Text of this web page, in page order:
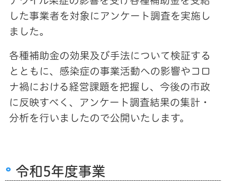
した事業者を対象にアンケート調査を実施し
ました。
各種補助金の効果及び手法について検証する
とともに、感染症の事業活動への影響やコロ
ナ禍における経営課題を把握し、今後の市政
に反映すべく、アンケート調査結果の集計・
分析を行いましたので公開いたします。
令和5年度事業